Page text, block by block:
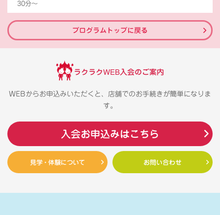
30分〜
プログラムトップに戻る
ラクラクWEB入会のご案内
WEBからお申込みいただくと、店舗でのお手続きが簡単になりま
す。
入会お申込みはこちら
見学・体験について お問い合わせ